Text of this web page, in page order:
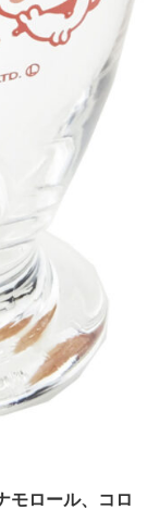
モロール、コロ